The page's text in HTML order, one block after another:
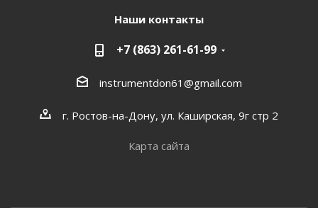
Наши контакты
+7 (863) 261-61-99
instrumentdon61@gmail.com
г. Ростов-на-Дону, ул. Каширская, 9г стр 2
Карта сайта